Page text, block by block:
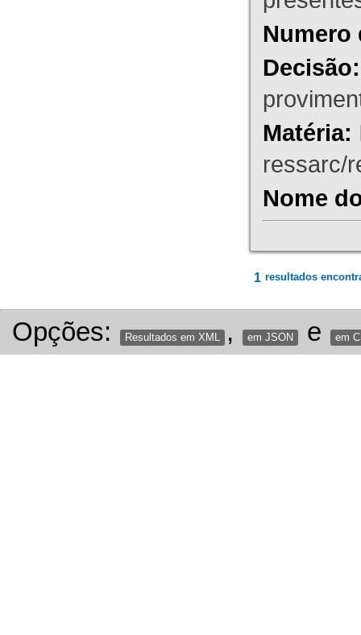
Numero
Decisão:
Matéria:
ressarc/
Nome
1 resultados
Opções: Resultados em XML , em JSON e em